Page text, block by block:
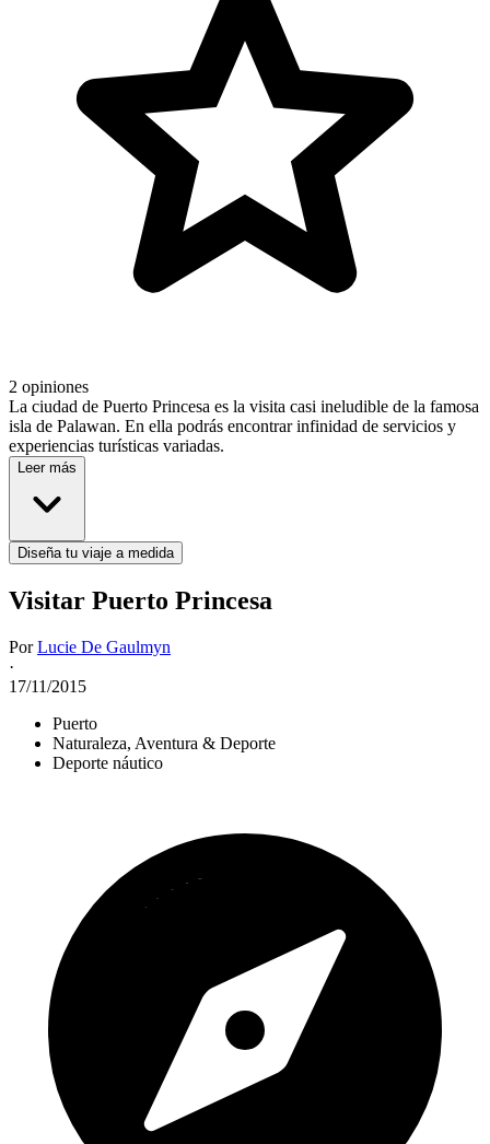
2 opiniones
La ciudad de Puerto Princesa es la visita casi ineludible de la famosa
isla de Palawan. En ella podrás encontrar infinidad de servicios y
experiencias turísticas variadas.
Leer más
Diseña tu viaje a medida
Visitar Puerto Princesa
PorLucie De Gaulmyn
·
17/11/2015
Puerto
Naturaleza, Aventura & Deporte
Deporte náutico